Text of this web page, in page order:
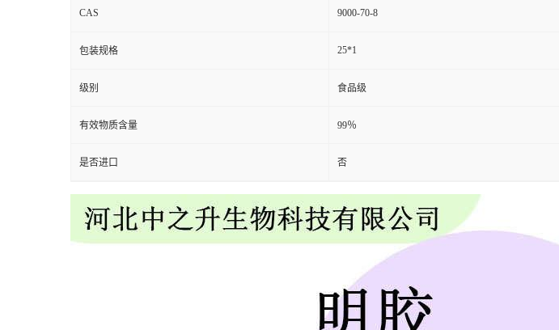
CAS 9000-70-8
包装规格 25*1
级别 食品级
有效物质含量 99％
是否进口 否